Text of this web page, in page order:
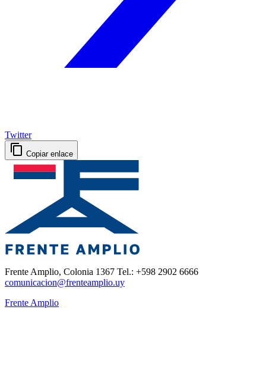
Twitter
Copiar enlace
Frente Amplio, Colonia 1367 Tel.: +598 2902 6666
comunicacion@frenteamplio.uy
Frente Amplio